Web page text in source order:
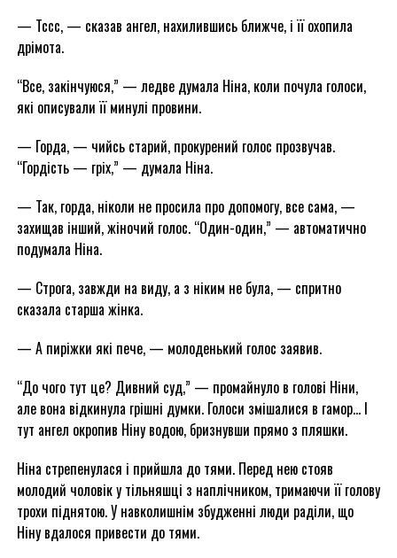
— Тссс, — сказав ангел, нахилившись ближче, і її охопила
дрімота.
“Все, закінчуюся,” — ледве думала Ніна, коли почула голоси,
які описували її минулі провини.
— Горда, — чийсь старий, прокурений голос прозвучав.
“Гордість — гріх,” — думала Ніна.
— Так, горда, ніколи не просила про допомогу, все сама, —
захищав інший, жіночий голос. “Один-один,” — автоматично
подумала Ніна.
— Строга, завжди на виду, а з ніким не була, — спритно
сказала старша жінка.
— А пиріжки які пече, — молоденький голос заявив.
“До чого тут це? Дивний суд,” — промайнуло в голові Ніни,
але вона відкинула грішні думки. Голоси змішалися в гамор… І
тут ангел окропив Ніну водою, бризнувши прямо з пляшки.
Ніна стрепенулася і прийшла до тями. Перед нею стояв
молодий чоловік у тільняшці з наплічником, тримаючи її голову
трохи піднятою. У навколишнім збудженні люди раділи, що
Ніну вдалося привести до тями.